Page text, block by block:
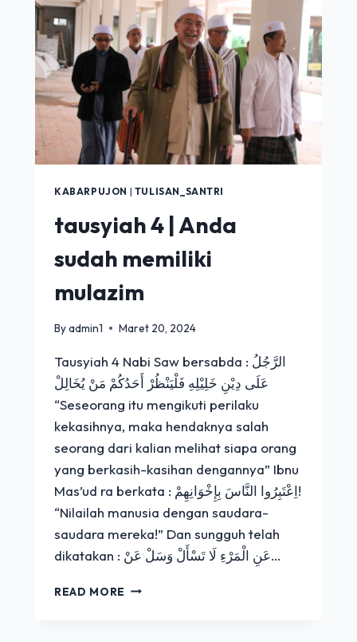
DAN
TERSAMBUNG
KABARPUJON | TULISAN_SANTRI
tausyiah 4 | Anda
sudah memiliki
mulazim
Byadmin1 Maret 20, 2024
Tausyiah 4 Nabi Saw bersabda : الرَّجُلُ
عَلَى دِيْنِ خَلِيْلِهِ فَلْيَنْظُرْ أَحَدُكُمْ مَنْ يُخَالِلْ
“Seseorang itu mengikuti perilaku
kekasihnya, maka hendaknya salah
seorang dari kalian melihat siapa orang
yang berkasih-kasihan dengannya” Ibnu
Mas’ud ra berkata : اِعْتَبِرُوا النَّاسَ بِإِخْوَانِهِمْ!
“Nilailah manusia dengan saudara-
saudara mereka!” Dan sungguh telah
dikatakan : عَنِ الْمَرْءِ لَا تَسْأَلْ وَسَلْ عَنْ…
READ MORE TAUSYIAH